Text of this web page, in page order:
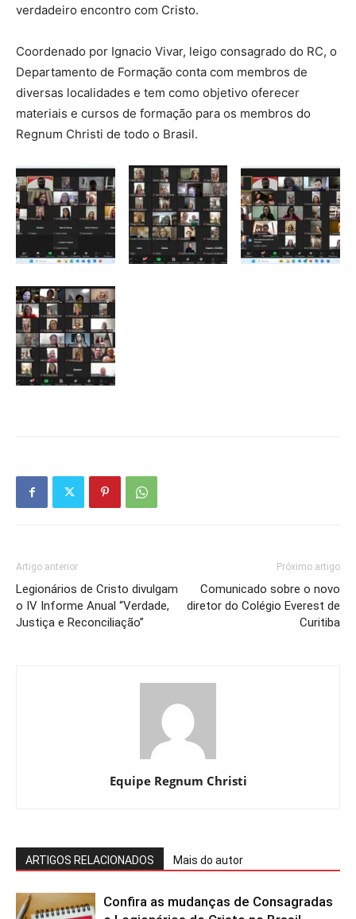
verdadeiro encontro com Cristo.
Coordenado por Ignacio Vivar, leigo consagrado do RC, o
Departamento de Formação conta com membros de
diversas localidades e tem como objetivo oferecer
materiais e cursos de formação para os membros do
Regnum Christi de todo o Brasil.
Artigo anterior
Legionários de Cristo divulgam
o IV Informe Anual “Verdade,
Justiça e Reconciliação”
Próximo artigo
Comunicado sobre o novo
diretor do Colégio Everest de
Curitiba
Equipe Regnum Christi
ARTIGOS RELACIONADOS Mais do autor
Confira as mudanças de Consagradas